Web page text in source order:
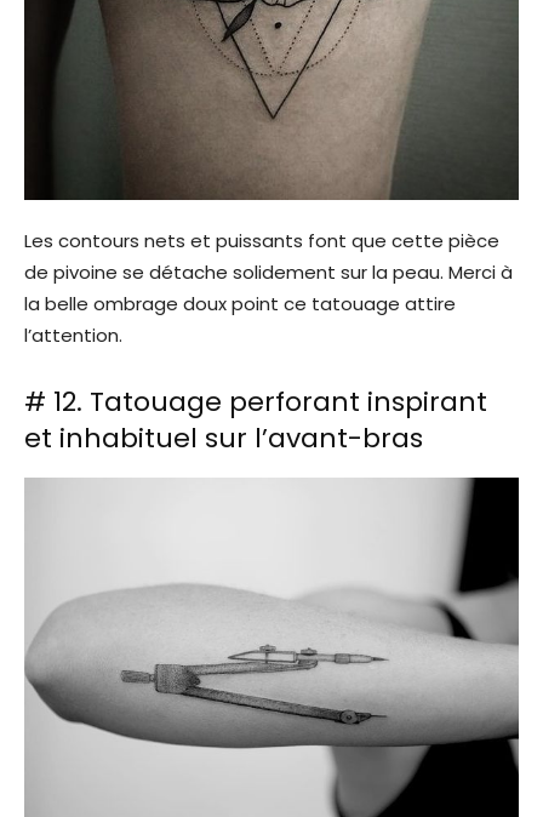
Les contours nets et puissants font que cette pièce
de pivoine se détache solidement sur la peau. Merci à
la belle ombrage doux point ce tatouage attire
l’attention.
# 12. Tatouage perforant inspirant
et inhabituel sur l’avant-bras